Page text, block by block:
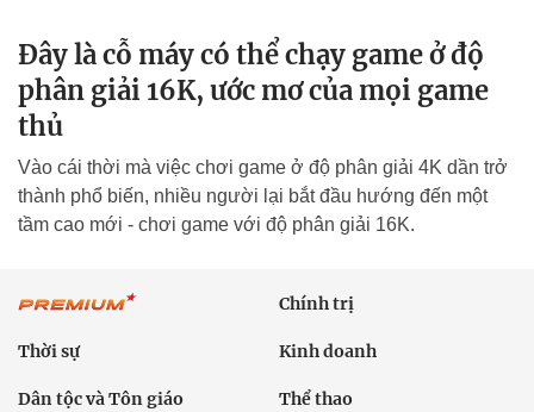
Đây là cỗ máy có thể chạy game ở độ
phân giải 16K, ước mơ của mọi game
thủ
Vào cái thời mà việc chơi game ở độ phân giải 4K dần trở
thành phổ biến, nhiều người lại bắt đầu hướng đến một
tầm cao mới - chơi game với độ phân giải 16K.
Chính trị
Thời sự Kinh doanh
Dân tộc và Tôn giáo Thể thao